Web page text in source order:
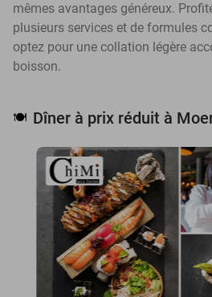
mêmes avantages généreux.
plusieurs services et de formules
optez pour une collation légère
boisson.
🍽️ Dîner à prix réduit à